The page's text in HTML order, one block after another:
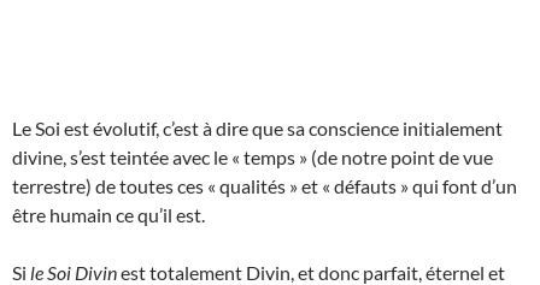
Le Soi est évolutif, c’est à dire que sa conscience initialement
divine, s’est teintée avec le « temps » (de notre point de vue
terrestre) de toutes ces « qualités » et « défauts » qui font d’un
être humain ce qu’il est.
Si le Soi Divinest totalement Divin, et donc parfait, éternel et